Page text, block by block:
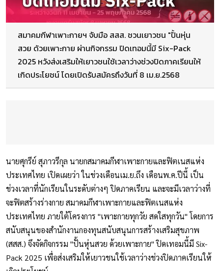
สมาคมกีฬาเพาะกายฯ จับมือ สสส. ชวนเยาวชน "ปั้นหุ่น
สวย ด้วยเพาะกาย ผ่านกิจกรรม ปิดเทอมนี้มี Six-Pack
2025 หวังส่งเสริมให้เยาวชนใช้เวลาว่างช่วงปิดภาคเรียนให้
เกิดประโยชน์ โดยเปิดรับสมัครถึงวันที่ 8 เม.ย.2568
นายศุกรีย์ สุภาวรีกุล นายกสมาคมกีฬาเพาะกายและฟิตเนสแห่ง
ประเทศไทย เปิดเผยว่า ในช่วงเดือนเม.ย.ถึง เดือนพ.ค.ปีนี้ เป็น
ช่วงเวลาที่นักเรียนในระดับต่างๆ ปิดภาคเรียน และจะมีเวลาว่างที่
จะฟิตสร้างร่างกาย สมาคมกีฬาเพาะกายและฟิตเนสแห่ง
ประเทศไทย ภายใต้โครงการ "เพาะกายทุกวัย สดใสทุกวัน" โดยการ
สนับสนุนของสำนักงานกองทุนสนับสนุนการสร้างเสริมสุขภาพ
(สสส.) จึงจัดกิจกรรม "ปั้นหุ่นสวย ด้วยเพาะกาย" ปิดเทอมนี้มี Six-
Pack 2025 เพื่อส่งเสริมให้เยาวชนใช้เวลาว่างช่วงปิดภาคเรียนให้